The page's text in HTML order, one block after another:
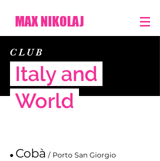
MAX NIKOLAJ
CLUB
Italy and
World
● Cobà / Porto San Giorgio